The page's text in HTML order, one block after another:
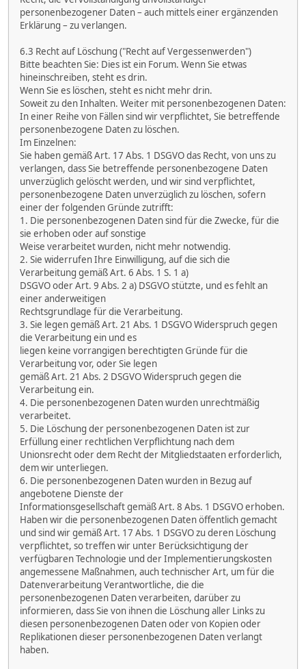
personenbezogener Daten – auch mittels einer ergänzenden
Erklärung – zu verlangen.
6.3 Recht auf Löschung ("Recht auf Vergessenwerden")
Bitte beachten Sie: Dies ist ein Forum. Wenn Sie etwas
hineinschreiben, steht es drin.
Wenn Sie es löschen, steht es nicht mehr drin.
Soweit zu den Inhalten. Weiter mit personenbezogenen Daten:
In einer Reihe von Fällen sind wir verpflichtet, Sie betreffende
personenbezogene Daten zu löschen.
Im Einzelnen:
Sie haben gemäß Art. 17 Abs. 1 DSGVO das Recht, von uns zu
verlangen, dass Sie betreffende personenbezogene Daten
unverzüglich gelöscht werden, und wir sind verpflichtet,
personenbezogene Daten unverzüglich zu löschen, sofern
einer der folgenden Gründe zutrifft:
1. Die personenbezogenen Daten sind für die Zwecke, für die
sie erhoben oder auf sonstige
Weise verarbeitet wurden, nicht mehr notwendig.
2. Sie widerrufen Ihre Einwilligung, auf die sich die
Verarbeitung gemäß Art. 6 Abs. 1 S. 1 a)
DSGVO oder Art. 9 Abs. 2 a) DSGVO stützte, und es fehlt an
einer anderweitigen
Rechtsgrundlage für die Verarbeitung.
3. Sie legen gemäß Art. 21 Abs. 1 DSGVO Widerspruch gegen
die Verarbeitung ein und es
liegen keine vorrangigen berechtigten Gründe für die
Verarbeitung vor, oder Sie legen
gemäß Art. 21 Abs. 2 DSGVO Widerspruch gegen die
Verarbeitung ein.
4. Die personenbezogenen Daten wurden unrechtmäßig
verarbeitet.
5. Die Löschung der personenbezogenen Daten ist zur
Erfüllung einer rechtlichen Verpflichtung nach dem
Unionsrecht oder dem Recht der Mitgliedstaaten erforderlich,
dem wir unterliegen.
6. Die personenbezogenen Daten wurden in Bezug auf
angebotene Dienste der
Informationsgesellschaft gemäß Art. 8 Abs. 1 DSGVO erhoben.
Haben wir die personenbezogenen Daten öffentlich gemacht
und sind wir gemäß Art. 17 Abs. 1 DSGVO zu deren Löschung
verpflichtet, so treffen wir unter Berücksichtigung der
verfügbaren Technologie und der Implementierungskosten
angemessene Maßnahmen, auch technischer Art, um für die
Datenverarbeitung Verantwortliche, die die
personenbezogenen Daten verarbeiten, darüber zu
informieren, dass Sie von ihnen die Löschung aller Links zu
diesen personenbezogenen Daten oder von Kopien oder
Replikationen dieser personenbezogenen Daten verlangt
haben.